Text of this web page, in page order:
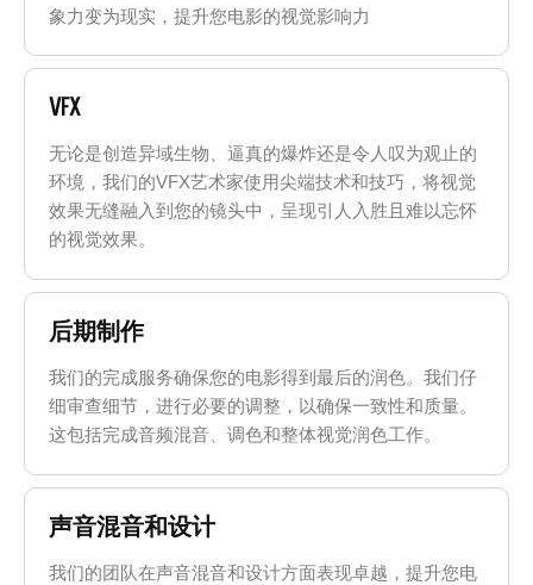
象力变为现实，提升您电影的视觉影响力
VFX
无论是创造异域生物、逼真的爆炸还是令人叹为观止的
环境，我们的VFX艺术家使用尖端技术和技巧，将视觉
效果无缝融入到您的镜头中，呈现引人入胜且难以忘怀
的视觉效果。
后期制作
我们的完成服务确保您的电影得到最后的润色。我们仔
细审查细节，进行必要的调整，以确保一致性和质量。
这包括完成音频混音、调色和整体视觉润色工作。
声音混音和设计
我们的团队在声音混音和设计方面表现卓越，提升您电